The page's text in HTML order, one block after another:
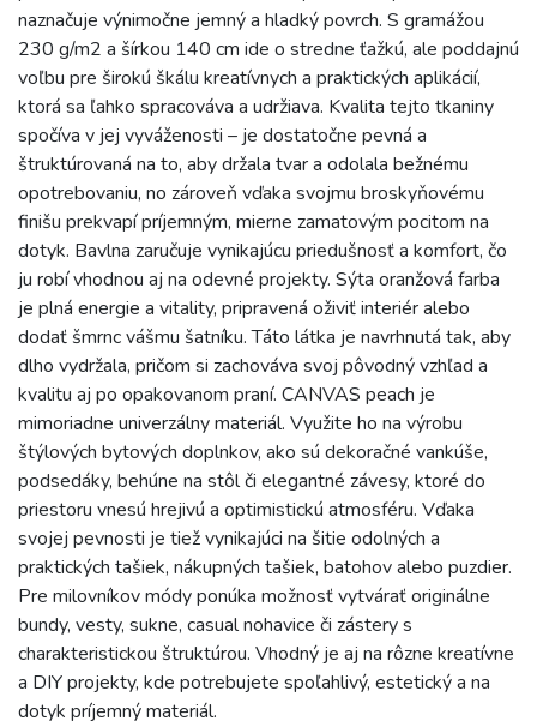
naznačuje výnimočne jemný a hladký povrch. S gramážou
230 g/m2 a šírkou 140 cm ide o stredne ťažkú, ale poddajnú
voľbu pre širokú škálu kreatívnych a praktických aplikácií,
ktorá sa ľahko spracováva a udržiava. Kvalita tejto tkaniny
spočíva v jej vyváženosti – je dostatočne pevná a
štruktúrovaná na to, aby držala tvar a odolala bežnému
opotrebovaniu, no zároveň vďaka svojmu broskyňovému
finišu prekvapí príjemným, mierne zamatovým pocitom na
dotyk. Bavlna zaručuje vynikajúcu priedušnosť a komfort, čo
ju robí vhodnou aj na odevné projekty. Sýta oranžová farba
je plná energie a vitality, pripravená oživiť interiér alebo
dodať šmrnc vášmu šatníku. Táto látka je navrhnutá tak, aby
dlho vydržala, pričom si zachováva svoj pôvodný vzhľad a
kvalitu aj po opakovanom praní. CANVAS peach je
mimoriadne univerzálny materiál. Využite ho na výrobu
štýlových bytových doplnkov, ako sú dekoračné vankúše,
podsedáky, behúne na stôl či elegantné závesy, ktoré do
priestoru vnesú hrejivú a optimistickú atmosféru. Vďaka
svojej pevnosti je tiež vynikajúci na šitie odolných a
praktických tašiek, nákupných tašiek, batohov alebo puzdier.
Pre milovníkov módy ponúka možnosť vytvárať originálne
bundy, vesty, sukne, casual nohavice či zástery s
charakteristickou štruktúrou. Vhodný je aj na rôzne kreatívne
a DIY projekty, kde potrebujete spoľahlivý, estetický a na
dotyk príjemný materiál.